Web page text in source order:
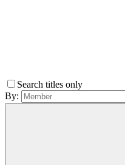
Search titles only
By: